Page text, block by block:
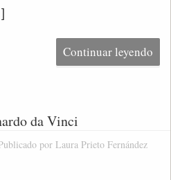
Continuar leyendo
da Vinci
por Laura Prieto Fernández